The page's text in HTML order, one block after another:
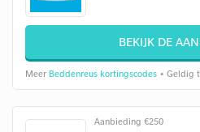
BEKIJK DE
Meer Beddenreus kortingscodes • Geldig
Aanbieding €250